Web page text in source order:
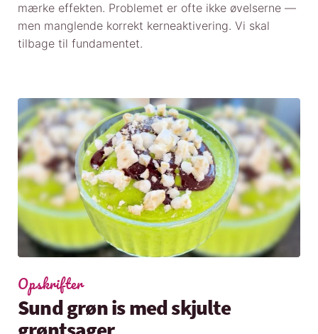
mærke effekten. Problemet er ofte ikke øvelserne —
men manglende korrekt kerneaktivering. Vi skal
tilbage til fundamentet.
Opskrifter
Sund grøn is med skjulte